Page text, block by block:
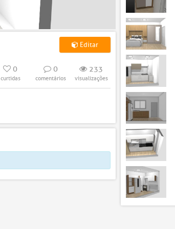
Editar
0
curtidas
0
comentários
233
visualizações